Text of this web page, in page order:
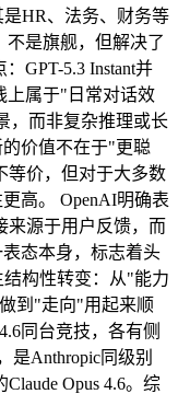
HR、法务、财务等
是旗舰，但解决了
GPT-5.3 Instant并
上属于"日常对话效
，而非复杂推理或长
的价值不在于"更聪
价，但对于大多数
高。 OpenAI明确表
来源于用户反馈，而
态本身，标志着头
构性转变：从"能力
到"走向"用起来顺
同台竞技，各有侧
是Anthropic同级别
Opus 4.6。综